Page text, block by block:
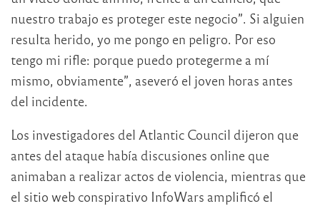
nuestro trabajo es proteger este negocio”. Si alguien
resulta herido, yo me pongo en peligro. Por eso
tengo mi rifle: porque puedo protegerme a mí
mismo, obviamente”, aseveró el joven horas antes
del incidente.
Los investigadores del Atlantic Council dijeron que
antes del ataque había discusiones online que
animaban a realizar actos de violencia, mientras que
el sitio web conspirativo InfoWars amplificó el